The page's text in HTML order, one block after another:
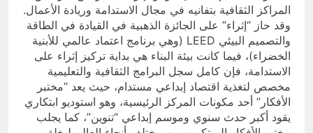
المراكز الثقافية بتفانيه في مجال الاستدامة وريادة الأعمال.
وقد حاز “إثراء” على الجائزة الذهبية في القيادة في الطاقة
والتصميم البيئي LEED (وهي برنامج اعتماد عالمي للأبنية
الخضراء)، فيما كانت بيئة البناء هي بداية تركيز إثراء على
الاستدامة، فإن كامل سجل البرامج الثقافية والتعليمية
مخصص لتغذية اقتصاد إبداعي مستدام، حيث يعد “مختبر
الأفكار” أحد مكونات المركز الرئيسية، وهو استوديو ابتكاري
يقود أكبر حدث سنوي وموسم إبداعي “تنوين”، كما يجلب